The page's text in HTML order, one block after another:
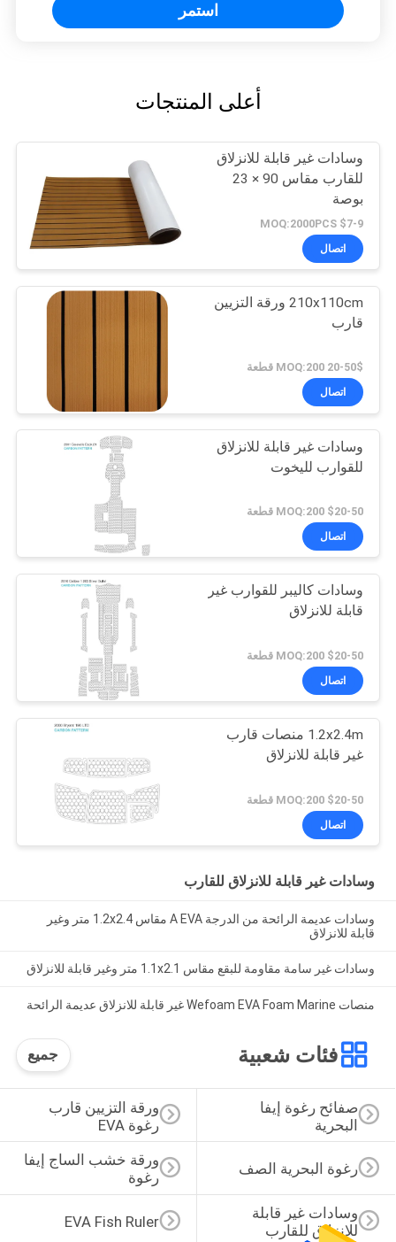
استمر
أعلى المنتجات
وسادات غير قابلة للانزلاق
للقارب مقاس 90 × 23
بوصة
$7-9 MOQ:2000PCS
اتصال
210x110cm ورقة التزيين
قارب
20-50$ MOQ:200 قطعة
اتصال
وسادات غير قابلة للانزلاق
للقوارب لليخوت
$20-50 MOQ:200 قطعة
اتصال
وسادات كاليبر للقوارب غير
قابلة للانزلاق
$20-50 MOQ:200 قطعة
اتصال
1.2x2.4m منصات قارب
غير قابلة للانزلاق
$20-50 MOQ:200 قطعة
اتصال
وسادات غير قابلة للانزلاق للقارب
وسادات عديمة الرائحة من الدرجة A EVA مقاس 1.2x2.4 متر وغير
قابلة للانزلاق
وسادات غير سامة مقاومة للبقع مقاس 1.1x2.1 متر وغير قابلة للانزلاق
منصات Wefoam EVA Foam Marine غير قابلة للانزلاق عديمة الرائحة
فئات شعبية جميع
ورقة التزيين قارب
رغوة EVA
صفائح رغوة إيفا
البحرية
ورقة خشب الساج إيفا
رغوة
رغوة البحرية الصف
EVA Fish Ruler
وسادات غير قابلة
للانزلاق للقارب